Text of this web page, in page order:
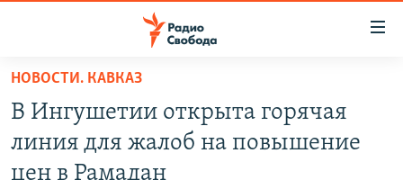
упрощенного
доступа
ПОДКАСТЫ
АВТОРСКИЕ ПРОЕКТЫ
НОВОСТИ. КАВКАЗ
В Ингушетии открыта горячая
линия для жалоб на повышение
цен в Рамадан